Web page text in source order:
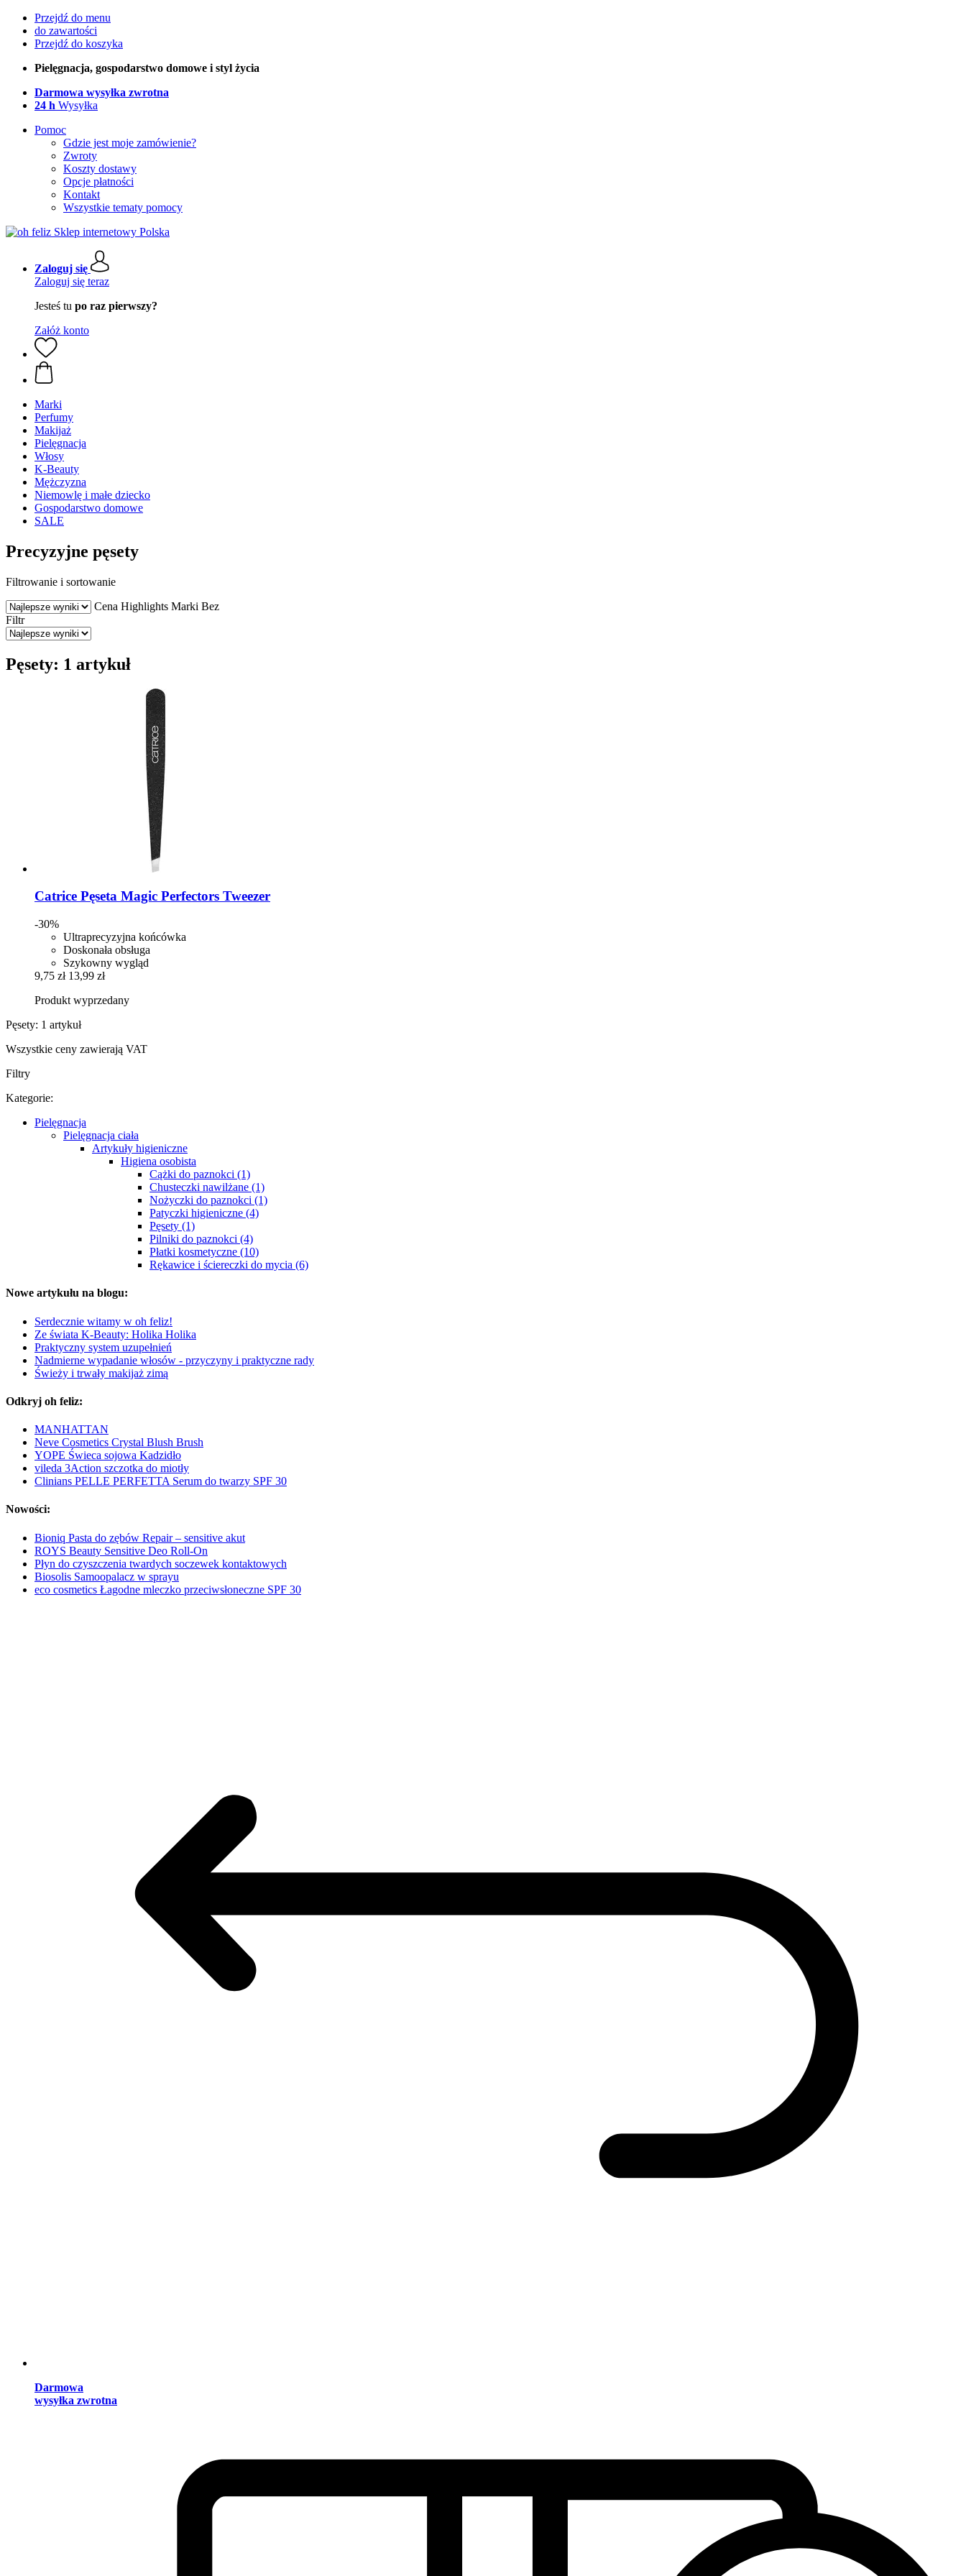
Przejdź do menu
do zawartości
Przejdź do koszyka
Pielęgnacja, gospodarstwo domowe i styl życia
Darmowa wysyłka zwrotna
24 h Wysyłka
Pomoc
Gdzie jest moje zamówienie?
Zwroty
Koszty dostawy
Opcje płatności
Kontakt
Wszystkie tematy pomocy
Zaloguj się
Zaloguj się teraz
Jesteś tu po raz pierwszy?
Załóż konto
Marki
Perfumy
Makijaż
Pielęgnacja
Włosy
K-Beauty
Mężczyzna
Niemowlę i małe dziecko
Gospodarstwo domowe
SALE
Precyzyjne pęsety
Filtrowanie i sortowanie
Cena Highlights Marki Bez
Filtr
Pęsety: 1 artykuł
Catrice Pęseta Magic Perfectors Tweezer
-30%
Ultraprecyzyjna końcówka
Doskonała obsługa
Szykowny wygląd
9,75 zł 13,99 zł
Produkt wyprzedany
Pęsety: 1 artykuł
Wszystkie ceny zawierają VAT
Filtry
Kategorie:
Pielęgnacja
Pielęgnacja ciała
Artykuły higieniczne
Higiena osobista
Cążki do paznokci (1)
Chusteczki nawilżane (1)
Nożyczki do paznokci (1)
Patyczki higieniczne (4)
Pęsety (1)
Pilniki do paznokci (4)
Płatki kosmetyczne (10)
Rękawice i ściereczki do mycia (6)
Nowe artykułu na blogu:
Serdecznie witamy w oh feliz!
Ze świata K-Beauty: Holika Holika
Praktyczny system uzupełnień
Nadmierne wypadanie włosów - przyczyny i praktyczne rady
Świeży i trwały makijaż zimą
Odkryj oh feliz:
MANHATTAN
Neve Cosmetics Crystal Blush Brush
YOPE Świeca sojowa Kadzidło
vileda 3Action szczotka do miotły
Clinians PELLE PERFETTA Serum do twarzy SPF 30
Nowości:
Bioniq Pasta do zębów Repair – sensitive akut
ROYS Beauty Sensitive Deo Roll-On
Płyn do czyszczenia twardych soczewek kontaktowych
Biosolis Samoopalacz w sprayu
eco cosmetics Łagodne mleczko przeciwsłoneczne SPF 30
Darmowa
wysyłka zwrotna